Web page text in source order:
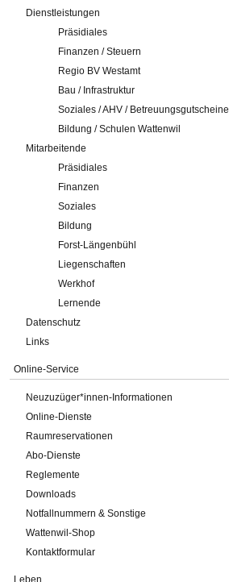
Dienstleistungen
Präsidiales
Finanzen / Steuern
Regio BV Westamt
Bau / Infrastruktur
Soziales / AHV / Betreuungsgutscheine
Bildung / Schulen Wattenwil
Mitarbeitende
Präsidiales
Finanzen
Soziales
Bildung
Forst-Längenbühl
Liegenschaften
Werkhof
Lernende
Datenschutz
Links
Online-Service
Neuzuzüger*innen-Informationen
Online-Dienste
Raumreservationen
Abo-Dienste
Reglemente
Downloads
Notfallnummern & Sonstige
Wattenwil-Shop
Kontaktformular
Leben